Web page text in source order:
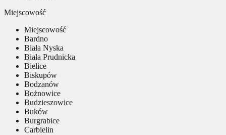
Miejscowość
Miejscowość
Bardno
Biała Nyska
Biała Prudnicka
Bielice
Biskupów
Bodzanów
Bożnowice
Budzieszowice
Buków
Burgrabice
Carbielin